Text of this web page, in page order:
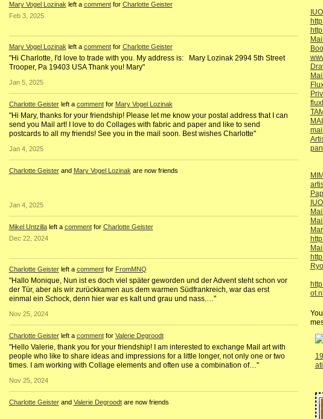
Mary Vogel Lozinak left a commentfor Charlotte Geister
Feb 3, 2025
Mary Vogel Lozinak left a commentfor Charlotte Geister
"Hi Charlotte, I'd love to trade with you. My address is: Mary Lozinak 2994 5th Street
Trooper, Pa 19403 USA Thank you! Mary"
Jan 5, 2025
Charlotte Geisterleft a commentfor Mary Vogel Lozinak
"Hi Mary, thanks for your friendship! Please let me know your postal address that I can
send you Mail art! I love to do Collages with fabric and paper and like to send
postcards to all my friends! See you in the mail soon. Best wishes Charlotte"
Jan 4, 2025
Charlotte Geisterand Mary Vogel Lozinak are now friends
Jan 4, 2025
Mikel Untzillaleft a commentfor Charlotte Geister
Dec 22, 2024
Charlotte Geisterleft a commentfor FromMNQ
"Hallo Monique, Nun ist es doch viel später geworden und der Advent steht schon vor
der Tür, aber als wir zurückkamen aus dem warmen Südfrankreich, war das erst
einmal ein Schock, denn hier war es kalt und grau und nass.…"
Nov 25, 2024
Charlotte Geisterleft a commentfor Valerie Degroodt
"Hello Valerie, thank you for your friendship! I am interested to exchange Mail art with
people who like to share ideas and impressions for a little longer, not only one or two
times. I am working with Collage elements and often use a combination of…"
Nov 25, 2024
Charlotte Geisterand Valerie Degroodtare now friends